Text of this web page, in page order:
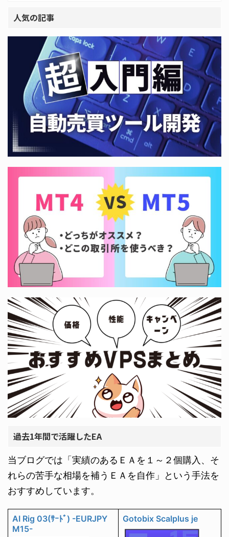
人気の記事
過去1年間で活躍したEA
当ブログでは「実績のあるＥＡを１～２個購入、そ
れらの苦手な相場を補うＥＡを自作」という手法を
おすすめしています。
AI Rig 03(ｻｰﾄﾞ) -EURJPY
M15-
Gotobix Scalplus je